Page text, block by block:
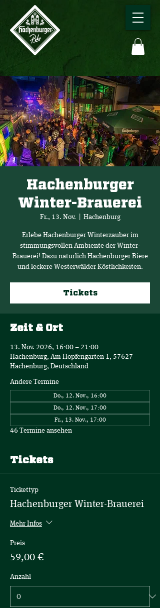
Hachenburger
Winter-Brauerei
Fr., 13. Nov. Hachenburg
Erlebe Hachenburger Winterzauber im
stimmungsvollen Ambiente der Winter-
Brauerei! Dazu natürlich Hachenburger Biere
und leckere Westerwälder Köstlichkeiten.
Tickets
Zeit & Ort
13. Nov. 2026, 16:00 – 21:00
Hachenburg, Am Hopfengarten 1, 57627
Hachenburg, Deutschland
Andere Termine
Do., 12. Nov., 16:00
Do., 12. Nov., 17:00
Fr., 13. Nov., 17:00
46 Termine ansehen
Tickets
Tickettyp
Hachenburger Winter-Brauerei
Mehr Infos
Preis
59,00 €
Anzahl